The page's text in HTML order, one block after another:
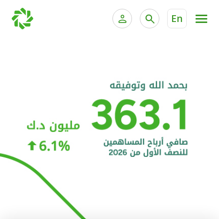
En
الخدمات المصرفية الإلكترونية للشركات
خدمة "بيتك" للتداول الإلكتروني
الحسابات المصرفية
البطاقات
"برامج العملاء"